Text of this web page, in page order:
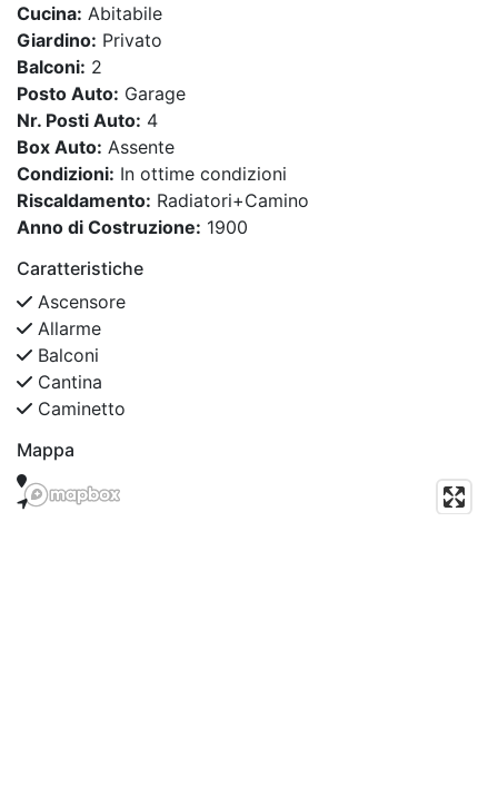
Cucina: Abitabile
Giardino: Privato
Balconi: 2
Posto Auto: Garage
Nr. Posti Auto: 4
Box Auto: Assente
Condizioni: In ottime condizioni
Riscaldamento: Radiatori+Camino
Anno di Costruzione: 1900
Caratteristiche
Ascensore
Allarme
Balconi
Cantina
Caminetto
Mappa